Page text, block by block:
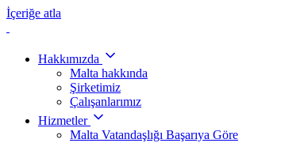
İçeriğe atla
Hakkımızda
Malta hakkında
Şirketimiz
Çalışanlarımız
Hizmetler
Malta Vatandaşlığı Başarıya Göre